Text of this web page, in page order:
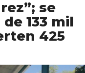
se
133 mil
425